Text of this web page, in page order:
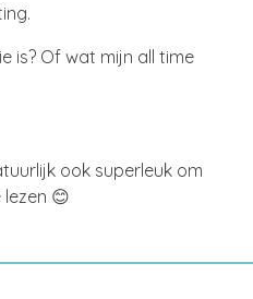
is? Of wat mijn all time
ook superleuk om
😊